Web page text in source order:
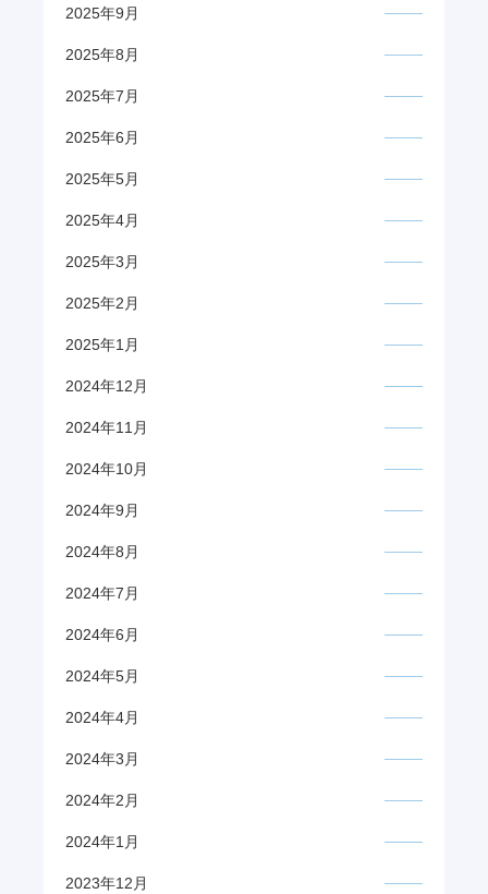
2025年9月
2025年8月
2025年7月
2025年6月
2025年5月
2025年4月
2025年3月
2025年2月
2025年1月
2024年12月
2024年11月
2024年10月
2024年9月
2024年8月
2024年7月
2024年6月
2024年5月
2024年4月
2024年3月
2024年2月
2024年1月
2023年12月